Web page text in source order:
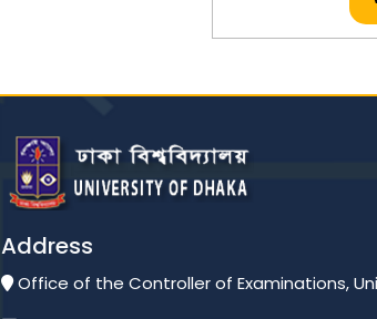
অনার্স ২য় বর্ষ ২০২৪
মাস্টার্স -২০২৪ সনের
Address
Office of the Controller of Examinations,